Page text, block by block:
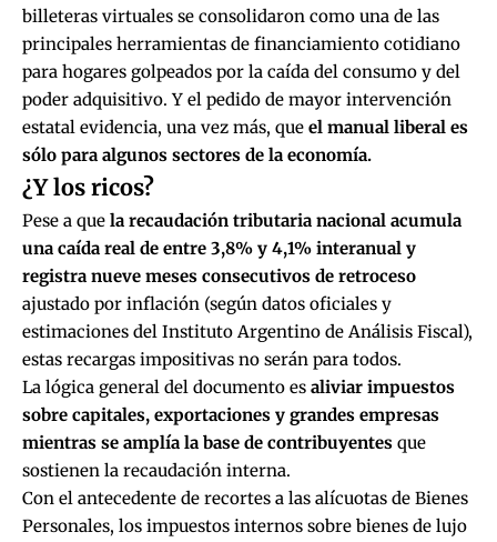
billeteras virtuales se consolidaron como una de las
principales herramientas de financiamiento cotidiano
para hogares golpeados por la caída del consumo y del
poder adquisitivo. Y el pedido de mayor intervención
estatal evidencia, una vez más, que el manual liberal es
sólo para algunos sectores de la economía.
¿Y los ricos?
Pese a que la recaudación tributaria nacional acumula
una caída real de entre 3,8% y 4,1% interanual y
registra nueve meses consecutivos de retroceso
ajustado por inflación (según datos oficiales y
estimaciones del Instituto Argentino de Análisis Fiscal),
estas recargas impositivas no serán para todos.
La lógica general del documento es aliviar impuestos
sobre capitales, exportaciones y grandes empresas
mientras se amplía la base de contribuyentes que
sostienen la recaudación interna.
Con el antecedente de recortes a las alícuotas de Bienes
Personales, los impuestos internos sobre bienes de lujo